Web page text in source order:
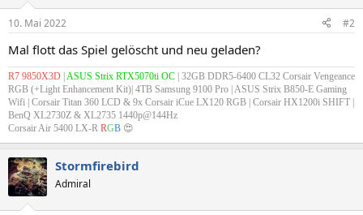
10. Mai 2022 #2
Mal flott das Spiel gelöscht und neu geladen?
R7 9850X3D | ASUS Strix RTX5070ti OC | 32GB DDR5-6400 CL32 Corsair Vengeance
RGB (+Light Enhancement Kit)| 4TB Samsung 9100 Pro | ASUS Strix B850-E Gaming
Wifi | Corsair Titan 360 LCD & 9x Corsair iCue LX120 RGB | Corsair HX1200i SHIFT |
BenQ XL2730Z & XL2735 1440p@144Hz
Corsair Air 5400 LX-R RGB 😍
Stormfirebird
Admiral